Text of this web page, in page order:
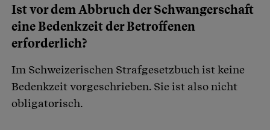
Ist vor dem Abbruch der Schwangerschaft
eine Bedenkzeit der Betroffenen
erforderlich?
Im Schweizerischen Strafgesetzbuch ist keine
Bedenkzeit vorgeschrieben. Sie ist also nicht
obligatorisch.